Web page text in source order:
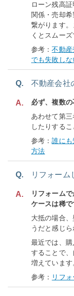
ローン残高
関係・売却
繋がります
くとスムーズ
参考：不動産
でも失敗し
Q. 不動産会社
A.
必ず、複数の
あわせて第
したりする
参考：誰に
方法
Q. リフォーム
A.
リフォーム
ケースは稀で
大抵の場合
うだと感じ
最近では、
することで
増えています
参考： リフ